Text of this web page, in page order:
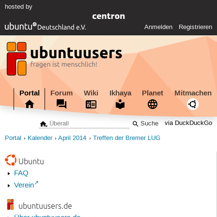
hosted by
Anmelden Registrieren
Portal Forum Wiki Ikhaya Planet Mitmachen
via DuckDuckGo
Portal Kalender April 2014 Treffen der Bremer LUG
Ubuntu
FAQ
Verein
ubuntuusers.de